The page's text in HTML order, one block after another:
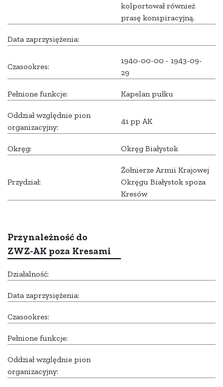
kolportował również
prasę konspiracyjną.
Data zaprzysiężenia:
Czasookres:
1940-00-00 - 1943-09-
29
Pełnione funkcje: Kapelan pułku
Oddział względnie pion
organizacyjny:
41 pp AK
Okręg: Okręg Białystok
Przydział:
Żołnierze Armii Krajowej
Okręgu Białystok spoza
Kresów
Przynależność do
ZWZ-AK poza Kresami
Działalność:
Data zaprzysiężenia:
Czasookres:
Pełnione funkcje:
Oddział względnie pion
organizacyjny: